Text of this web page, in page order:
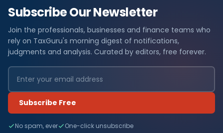
Subscribe Our Newsletter
Join the professionals, businesses and finance teams who
rely on TaxGuru's morning digest of notifications,
judgments and analysis. Curated by editors, free forever.
Subscribe Free
No spam, ever One-click unsubscribe